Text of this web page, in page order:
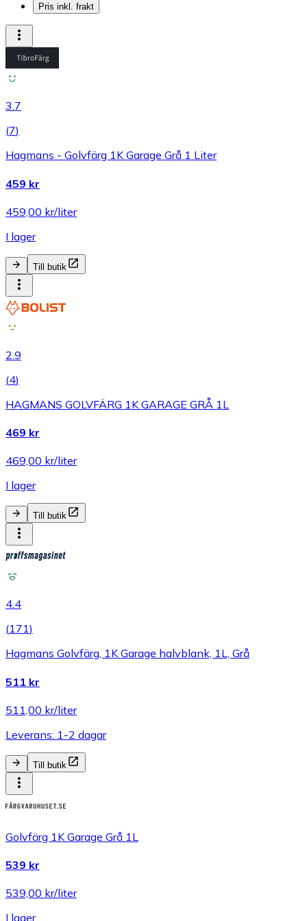
Pris inkl. frakt
3.7
(7)
Hagmans - Golvfärg 1K Garage Grå 1 Liter
459 kr
459,00 kr/liter
I lager
Till butik
2.9
(4)
HAGMANS GOLVFÄRG 1K GARAGE GRÅ 1L
469 kr
469,00 kr/liter
I lager
Till butik
4.4
(171)
Hagmans Golvfärg, 1K Garage halvblank, 1L, Grå
511 kr
511,00 kr/liter
Leverans: 1-2 dagar
Till butik
Golvfärg 1K Garage Grå 1L
539 kr
539,00 kr/liter
I lager